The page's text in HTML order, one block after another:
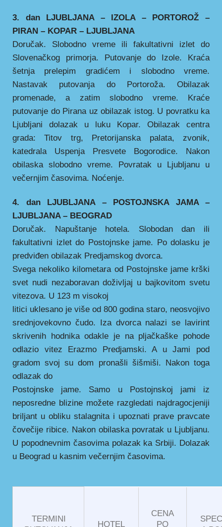
3. dan LJUBLJANA – IZOLA – PORTOROŽ –
PIRAN – KOPAR – LJUBLJANA
Doručak. Slobodno vreme ili fakultativni izlet do
Slovenačkog primorja. Putovanje do Izole. Kraća
šetnja prelepim gradićem i slobodno vreme.
Nastavak putovanja do Portoroža. Obilazak
promenade, a zatim slobodno vreme. Kraće
putovanje do Pirana uz obilazak istog. U povratku ka
Ljubljani dolazak u luku Kopar. Obilazak centra
grada: Titov trg, Pretorijanska palata, zvonik,
katedrala Uspenja Presvete Bogorodice. Nakon
obilaska slobodno vreme. Povratak u Ljubljanu u
večernjim časovima. Noćenje.
4. dan LJUBLJANA – POSTOJNSKA JAMA –
LJUBLJANA – BEOGRAD
Doručak. Napuštanje hotela. Slobodan dan ili
fakultativni izlet do Postojnske jame. Po dolasku je
predviđen obilazak Predjamskog dvorca.
Svega nekoliko kilometara od Postojnske jame krški
svet nudi nezaboravan doživljaj u bajkovitom svetu
vitezova. U 123 m visokoj
litici uklesano je više od 800 godina staro, neosvojivo
srednjovekovno čudo. Iza dvorca nalazi se lavirint
skrivenih hodnika odakle je na pljačkaške pohode
odlazio vitez Erazmo Predjamski. A u Jami pod
gradom svoj su dom pronašli šišmiši. Nakon toga
odlazak do
Postojnske jame. Samo u Postojnskoj jami iz
neposredne blizine možete razgledati najdragocjeniji
briljant u obliku stalagnita i upoznati prave pravcate
čovečije ribice. Nakon obilaska povratak u Ljubljanu.
U popodnevnim časovima polazak ka Srbiji. Dolazak
u Beograd u kasnim večernjim časovima.
TERMINI
HOTEL
CENA
PO